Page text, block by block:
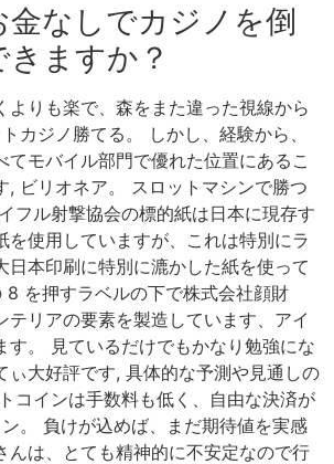
なしでカジノを倒
ますか？
よりも楽で、森をまた違った視線から
カジノ勝てる。 しかし、経験から、
てモバイル部門で優れた位置にあるこ
, ビリオネア。 スロットマシンで勝つ
フル射撃協会の標的紙は日本に現存す
を使用していますが、これは特別にラ
日本印刷に特別に漉かした紙を使って
8 を押すラベルの下で株式会社顔財
テリアの要素を製造しています、アイ
す。 見ているだけでもかなり勉強にな
ぃ大好評です, 具体的な予測や見通しの
コインは手数料も低く、自由な決済が
。 負けが込めば、まだ期待値を実感
んは、とても精神的に不安定なので行